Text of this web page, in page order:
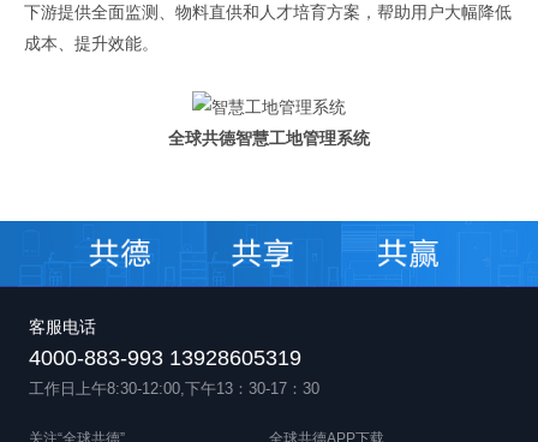
下游提供全面监测、物料直供和人才培育方案，帮助用户大幅降低
成本、提升效能。
全球共德智慧工地管理系统
客服电话
4000-883-993 13928605319
工作日上午8:30-12:00,下午13：30-17：30
关注“全球共德” 全球共德APP下载